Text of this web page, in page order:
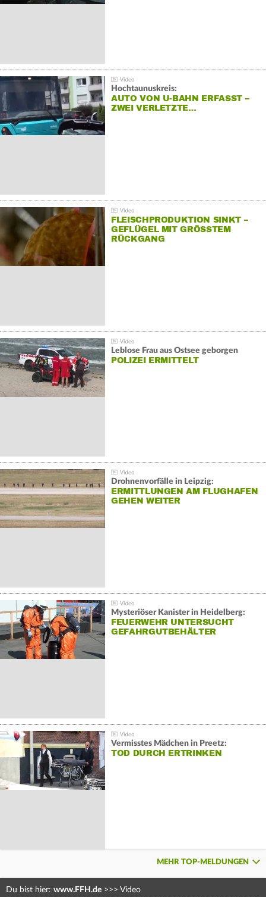
Hochtaunuskreis:
AUTO VON U-BAHN ERFASST –
ZWEI VERLETZTE…
FLEISCHPRODUKTION SINKT –
GEFLÜGEL MIT GRÖSSTEM R
ÜCKGANG
Leblose Frau aus Ostsee geborgen
POLIZEI ERMITTELT
Drohnenvorfälle in Leipzig:
ERMITTLUNGEN AM FLUGHAFEN
GEHEN WEITER
Mysteriöser Kanister in Heidelberg:
FEUERWEHR UNTERSUCHT
GEFAHRGUTBEHÄLTER
Vermisstes Mädchen in Preetz:
TOD DURCH ERTRINKEN
MEHR TOP-MELDUNGEN
Du bist hier: www.FFH.de >>> Video